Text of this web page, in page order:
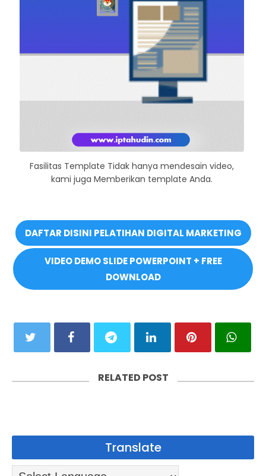
Fasilitas Template Tidak hanya mendesain video,
kami juga Memberikan template Anda.
DAFTAR DISINI PELATIHAN DIGITAL MARKETING
VIDEO DEMO SLIDE POWERPOINT + FREE
DOWNLOAD
RELATED POST
Translate